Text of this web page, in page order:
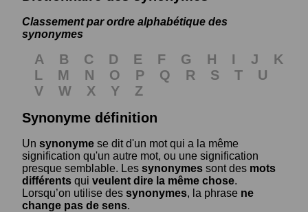
Classement par ordre alphabétique des
synonymes
A B C D E F G H I J
K
L
M N O P Q R S T
U
V
W X Y
Z
Synonyme définition
Un synonyme se dit d'un mot qui a la même
signification qu'un autre mot, ou une signification
presque semblable. Les synonymes sont des mots
différents qui veulent dire la même chose.
Lorsqu’on utilise des synonymes, la phrase ne
change pas de sens.